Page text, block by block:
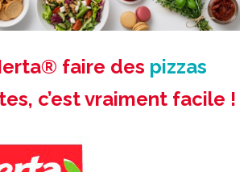
faire des pizzas
c’est vraiment facile !